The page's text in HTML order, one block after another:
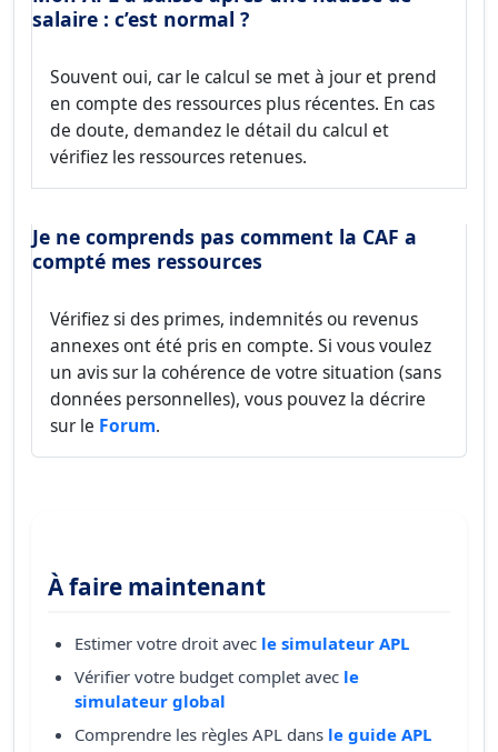
salaire : c’est normal ?
Souvent oui, car le calcul se met à jour et prend
en compte des ressources plus récentes. En cas
de doute, demandez le détail du calcul et
vérifiez les ressources retenues.
Je ne comprends pas comment la CAF a
compté mes ressources
Vérifiez si des primes, indemnités ou revenus
annexes ont été pris en compte. Si vous voulez
un avis sur la cohérence de votre situation (sans
données personnelles), vous pouvez la décrire
sur le Forum.
À faire maintenant
Estimer votre droit avec le simulateur APL
Vérifier votre budget complet avec le
simulateur global
Comprendre les règles APL dans le guide APL